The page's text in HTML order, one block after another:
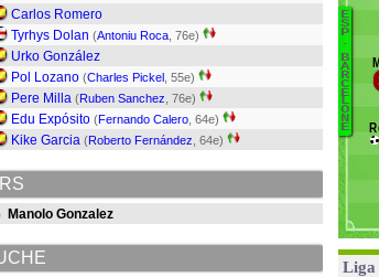
Carlos Romero
Tyrhys Dolan (Antoniu Roca , 76e)
Urko González
Pol Lozano (Charles Pickel , 55e)
Pere Milla (Ruben Sanchez , 76e)
Edu Expósito (Fernando Calero , 64e)
Kike Garcia (Roberto Fernández , 64e)
Manolo Gonzalez
E
S
P
.
B
A
R
C
E
L
O
N
E
Liga